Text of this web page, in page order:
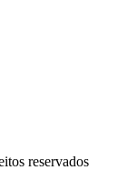
reservados